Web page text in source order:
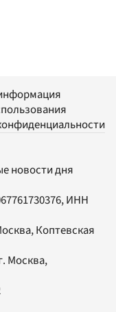
новости дня
ИНН
Коптевская
Москва,